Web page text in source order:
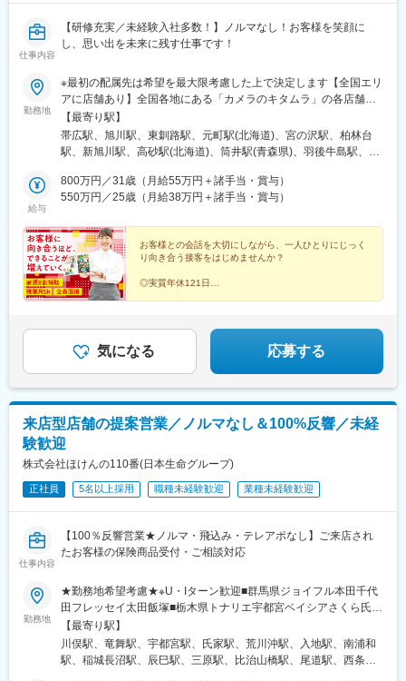
蔵門駅、新日本橋駅、水道橋駅、日比谷駅、青井駅、牛田駅(東京
都)、上野広小路駅、蓮沼駅、平和島駅、銀座駅、馬喰横山駅、宝
町駅(東京都)、新中野駅、大崎広小路駅、吉祥寺駅、池袋駅、赤羽
駅、高島町駅、伊勢佐木長者町駅、桜木町駅、鶴見駅、北茅ケ崎
駅、京急川崎駅、登戸駅、本八幡駅(都営線)、市川駅、千葉駅、西
船橋駅、本川越駅、野江内代駅、海老江駅、西長堀駅、谷町九丁
目駅、ＪＲ難波駅、新深江駅、千林駅、松虫駅、住吉東駅、今川
駅(大阪府)、天下茶屋駅、今福鶴見駅、安立町駅、出戸駅、中崎町
駅、心斎橋駅、高槻市駅、千里中央駅(大阪モノレール)、鳴滝駅、
六地蔵駅(奈良線)、二条城前駅、観月橋駅、南公園駅、摂津本山
新長田駅、中山観音駅、紀伊中ノ島駅、商工センター入口駅、聖
マリア病院前駅、東中間駅、佐世保中央駅、西鉄香椎駅、金山駅
(福岡県)、中村日赤駅、本山駅(愛知県)、西川緑道公園駅、鷹野橋
駅、松屋町駅、京王八王子駅、布田駅、南阿佐ケ谷駅、南新宿
駅、新大阪駅、名鉄名古屋駅、天神駅、旭橋駅、六本木一丁目
人ライナー)、下落合駅、東新宿駅、虎ノ門駅、岩本町駅、京橋駅
(東京都)、京成関屋駅、御徒町駅、大森海岸駅、銀座一丁目駅、茅
場町駅、馬喰町駅、東池袋駅、曳舟駅、西横浜駅、横浜駅、日本
駅、野田駅(阪神線)、四天王寺前夕陽ケ丘駅、大国町駅、森小路
駅、昭和町駅(大阪府)、針中野駅、花園町駅、細井川駅、梅田駅
(地下鉄)、天満橋駅、北浜駅(大阪府)、なんば駅(南海線)、四ツ橋
駅、花田口駅、撮影所前駅、六地蔵駅(京阪線)、桃山御陵前駅、市
民広場駅、三宮・花時計前駅、板宿駅、新井口駅、香椎宮前駅、
城下駅(岡山県)、広電本社前駅、天満駅
仕事内容
【研修充実／未経験入社多数！】ノルマなし！お客様を笑顔に
し、思い出を未来に残す仕事です！
勤務地
※最初の配属先は希望を最大限考慮した上で決定します【全国エリ
アに店舗あり】全国各地にある「カメラのキタムラ」の各店舗へ
配属となります。※転勤あり★「家賃8割補助」「引越し費用全額
負担」など、転勤の負担が少なくなるサポートをしっかりとご用
意しています。★自動車通勤可（店舗による）・駐車場あり（店
https://sss.kitamura.jp/※下記に記載の【勤務地一覧】住所につきま
しては、全国の拠点から一部抜粋したものになります※受動喫煙対
【最寄り駅】
帯広駅、旭川駅、東釧路駅、元町駅(北海道)、宮の沢駅、柏林台
駅、新旭川駅、高砂駅(北海道)、筒井駅(青森県)、羽後牛島駅、土
駅、酒田駅、羽前千歳駅、福島駅(福島県)、いわき駅、郡山駅(福
島県)、古津駅、春日山駅、東柏崎駅、西新発田駅、西大島駅、光
寺駅、町田駅、三鷹駅、田無駅、小田急多摩センター駅、東大和
市駅、清瀬駅、池袋駅、北千住駅、有楽町駅、自由が丘駅、新日
本橋駅、たまプラーザ駅、京急川崎駅、武蔵溝ノ口駅、鴨居駅、
川崎駅、武蔵小杉駅、東神奈川駅、横浜駅、瀬谷駅、橋本駅(神奈
川県)、本厚木駅、海老名駅(相鉄・小田急)、辻堂駅、平塚駅、鴨
駅、五井駅、茂原駅、千葉ニュータウン中央駅、八千代台駅、ち
はら台駅、都賀駅、松戸駅、北国分駅、新津田沼駅、柏の葉キャ
ンパス駅、柏駅、梅郷駅、東川口駅、浦和駅、八木崎駅、桶川
下館駅、内原駅、勝田駅、荒川沖駅、小絹駅、入地駅、偕楽園
駅、黒磯駅、佐野駅、宇都宮駅東口駅、御殿場駅、静岡駅、伊豆
仁田駅、掛川駅、助信駅、草薙駅(静岡鉄道線)、磐田駅、沼津駅、
寺本駅、南栄駅、徳重駅、印場駅、北岡崎駅、西尾駅、成岩駅、
野県)、塩尻駅、上田駅、南松本駅、佐久平駅、国母駅、近鉄四日
市駅、白子駅、名張駅、平田町駅、高山駅、岐阜駅、蘇原駅、南
駅、越前花堂駅、八ツ島駅、西院駅(阪急線)、稲荷駅、大久保駅
(京都府)、山ノ内駅(京都府)、北大路駅、郡山駅(奈良県)、東生駒
市駅、松井山手駅、新石切駅、高槻駅、堺駅、富木駅、和泉中央
駅、河内松原駅、中百舌鳥駅、岡場駅、三宮・花時計前駅、尼崎
駅(東海道本線)、西宮北口駅、西宮駅、箕谷駅、西二見駅、播磨高
岡駅、東姫路駅、荒井駅、西新町駅、讃岐塩屋駅、伏石駅、香西
駅、鳴門駅、阿南駅、はりまや橋駅、曙町東町駅、いよ立花駅、
給与
800万円／31歳（月給55万円＋諸手当・賞与）
550万円／25歳（月給38万円＋諸手当・賞与）
お客様との会話を大切にしながら、一人ひとりにじっく
り向き合う接客をはじめませんか？
◎実質年休121日
◎有休取得率95.5％
◎産休・育休取得実績多数
気になる 応募する
来店型店舗の提案営業／ノルマなし＆100%反響／未経
験歓迎
株式会社ほけんの110番(日本生命グループ)
正社員 5名以上採用 職種未経験歓迎 業種未経験歓迎
仕事内容
【100％反響営業★ノルマ・飛込み・テレアポなし】ご来店され
たお客様の保険商品受付・ご相談対応
勤務地
★勤務地希望考慮★※U・Iターン歓迎■群馬県ジョイフル本田千代
田フレッセイ太田飯塚■栃木県トナリエ宇都宮ベイシアさくら氏
家 ※8/21OPEN予定■茨城県イオンモールつくば竜ケ崎サプラ■埼
玉県まるひろ南浦和■東京都イオンタウン稲城長沼イオン東雲■広
島県フジグラン三原フジグラン広島イオンスタイル尾道ゆめモー
【最寄り駅】
川俣駅、竜舞駅、宇都宮駅、氏家駅、荒川沖駅、入地駅、南浦和
駅、稲城長沼駅、辰巳駅、三原駅、比治山橋駅、尾道駅、西条駅